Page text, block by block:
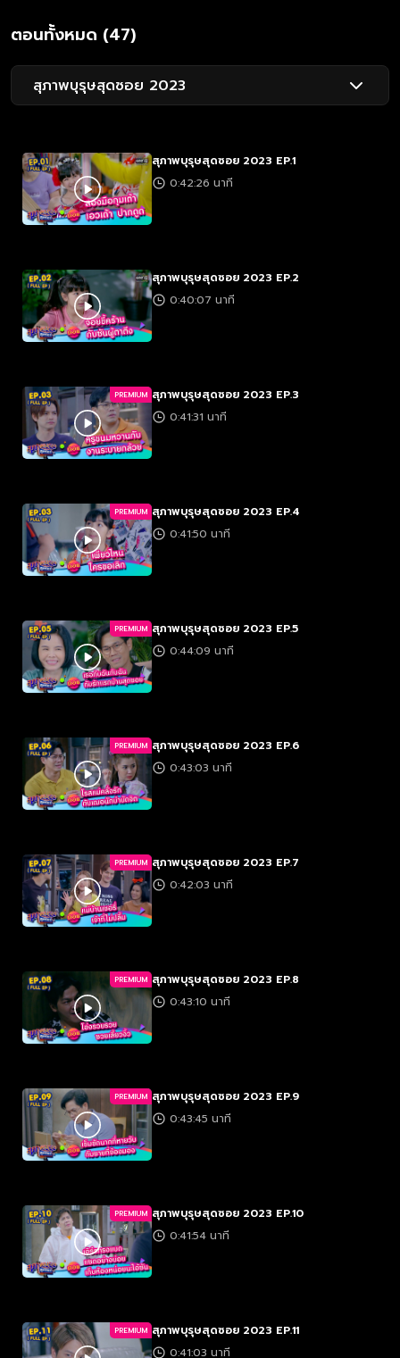
ตอนทั้งหมด (47)
สุภาพบุรุษสุดซอย 2023
สุภาพบุรุษสุดซอย 2023 EP.1
0:42:26 นาที
สุภาพบุรุษสุดซอย 2023 EP.2
0:40:07 นาที
PREMIUM สุภาพบุรุษสุดซอย 2023 EP.3
0:41:31 นาที
PREMIUM สุภาพบุรุษสุดซอย 2023 EP.4
0:41:50 นาที
PREMIUM สุภาพบุรุษสุดซอย 2023 EP.5
0:44:09 นาที
PREMIUM สุภาพบุรุษสุดซอย 2023 EP.6
0:43:03 นาที
PREMIUM สุภาพบุรุษสุดซอย 2023 EP.7
0:42:03 นาที
PREMIUM สุภาพบุรุษสุดซอย 2023 EP.8
0:43:10 นาที
PREMIUM สุภาพบุรุษสุดซอย 2023 EP.9
0:43:45 นาที
PREMIUM สุภาพบุรุษสุดซอย 2023 EP.10
0:41:54 นาที
PREMIUM สุภาพบุรุษสุดซอย 2023 EP.11
0:41:03 นาที